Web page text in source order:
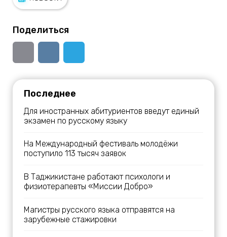
Поделиться
Последнее
Для иностранных абитуриентов введут единый
экзамен по русскому языку
На Международный фестиваль молодёжи
поступило 113 тысяч заявок
В Таджикистане работают психологи и
физиотерапевты «Миссии Добро»
Магистры русского языка отправятся на
зарубежные стажировки